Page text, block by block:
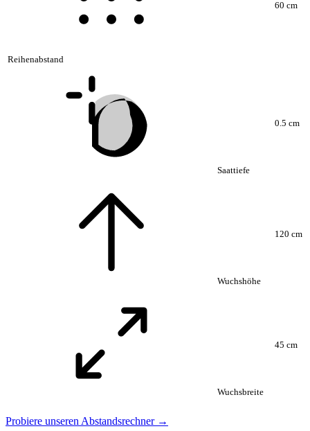
Reihenabstand
60 cm
Saattiefe
0.5 cm
Wuchshöhe
120 cm
Wuchsbreite
45 cm
Probiere unseren Abstandsrechner →